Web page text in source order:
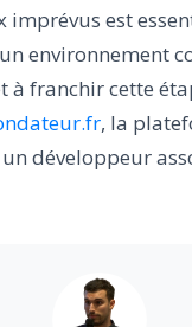
imprévus est
environnement
à franchir cette
, la
développeur